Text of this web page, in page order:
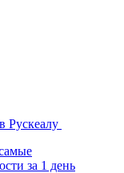
Рускеалу
за 1 день